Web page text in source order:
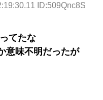
ID:509Qnc8S
てたな
意味不明だったが